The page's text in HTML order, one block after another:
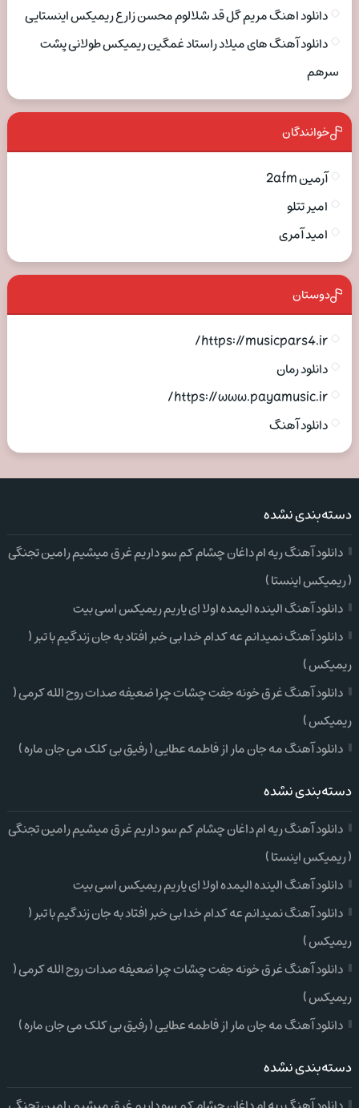
دانلود اهنگ مریم گل قد شلالوم محسن زارع ریمیکس اینستایی
دانلود آهنگ های میلاد راستاد غمگین ریمیکس طولانی پشت
سرهم
خوانندگان
آرمین 2afm
امیر تتلو
امید آمری
دوستان
https://musicpars4.ir/
دانلود رمان
https://www.payamusic.ir/
دانلود آهنگ
دسته‌بندی نشده
دانلود آهنگ ریه ام داغان چشام کم سو داریم غرق میشیم رامین تجنگی
( ریمیکس اینستا )
دانلود آهنگ الینده الیمده اولا ای یاریم ریمیکس اسی بیت
دانلود آهنگ نمیدانم عه کدام خدا بی خبر افتاد به جان زندگیم با تبر (
ریمیکس )
دانلود آهنگ غرق خونه جفت چشات چرا ضعیفه صدات روح الله کرمی (
ریمیکس )
دانلود آهنگ مه جان مار از فاطمه عطایی ( رفیق بی کلک می جان ماره )
دسته‌بندی نشده
دانلود آهنگ ریه ام داغان چشام کم سو داریم غرق میشیم رامین تجنگی
( ریمیکس اینستا )
دانلود آهنگ الینده الیمده اولا ای یاریم ریمیکس اسی بیت
دانلود آهنگ نمیدانم عه کدام خدا بی خبر افتاد به جان زندگیم با تبر (
ریمیکس )
دانلود آهنگ غرق خونه جفت چشات چرا ضعیفه صدات روح الله کرمی (
ریمیکس )
دانلود آهنگ مه جان مار از فاطمه عطایی ( رفیق بی کلک می جان ماره )
دسته‌بندی نشده